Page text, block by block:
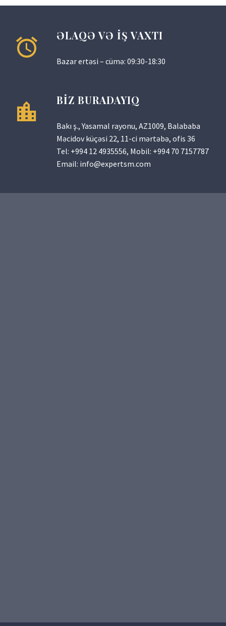
ƏLAQƏ VƏ İŞ VAXTI
Bazar ertəsi – cümə: 09:30-18:30
BİZ BURADAYIQ
Bakı ş., Yasamal rayonu, AZ1009, Balababa
Məcidov küçəsi 22, 11-ci mərtəbə, ofis 36
Tel: +994 12 4935556, Mobil: +994 70 7157787
Email: info@expertsm.com